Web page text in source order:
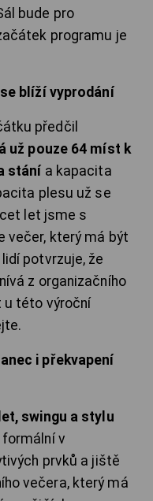
bude pro
programu je
blíží vyprodání
předčil
už pouze 64 míst k
stání a kapacita
plesu už se
let jsme s
večer, který má být
potvrzuje, že
z organizačního
u této výroční
i překvapení
swingu a stylu
v
prvků a jiště
večera, který má